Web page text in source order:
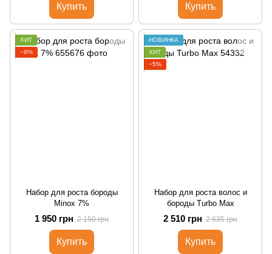
Купить Купить
ХИТ
−9%
Набор для роста бороды
Minox 7%
1 950 грн 2 150 грн
Купить
НОВИНКА
ХИТ
−5%
Набор для роста волос и
бороды Turbo Max
2 510 грн 2 635 грн
Купить